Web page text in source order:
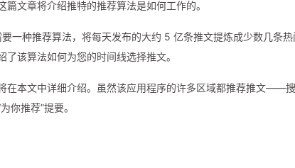
文章将介绍推特的推荐算法是如何工作的。
一种推荐算法，将每天发布的大约 5 亿条推文提炼成少数几条热
该算法如何为您的时间线选择推文。
在本文中详细介绍。虽然该应用程序的许多区域都推荐推文——搜
推荐”提要。